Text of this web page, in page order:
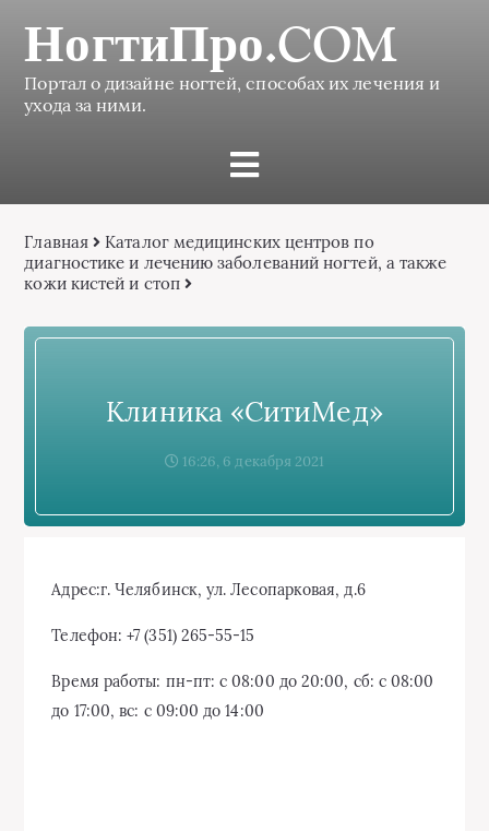
НогтиПро.COM
Портал о дизайне ногтей, способах их лечения и
ухода за ними.
Главная
Каталог медицинских центров по
диагностике и лечению заболеваний ногтей, а также
кожи кистей и стоп
Клиника «СитиМед»
16:26, 6 декабря 2021
Адрес:г. Челябинск, ул. Лесопарковая, д.6
Телефон: +7 (351) 265-55-15
Время работы: пн-пт: с 08:00 до 20:00, сб: с 08:00
до 17:00, вс: с 09:00 до 14:00